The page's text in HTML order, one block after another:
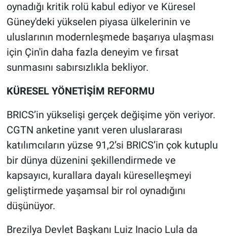
oynadığı kritik rolü kabul ediyor ve Küresel
Güney'deki yükselen piyasa ülkelerinin ve
uluslarının modernleşmede başarıya ulaşması
için Çin'in daha fazla deneyim ve fırsat
sunmasını sabırsızlıkla bekliyor.
KÜRESEL YÖNETİŞİM REFORMU
BRICS’in yükselişi gerçek değişime yön veriyor.
CGTN anketine yanıt veren uluslararası
katılımcıların yüzse 91,2’si BRICS’in çok kutuplu
bir dünya düzenini şekillendirmede ve
kapsayıcı, kurallara dayalı küreselleşmeyi
geliştirmede yaşamsal bir rol oynadığını
düşünüyor.
Brezilya Devlet Başkanı Luiz Inacio Lula da